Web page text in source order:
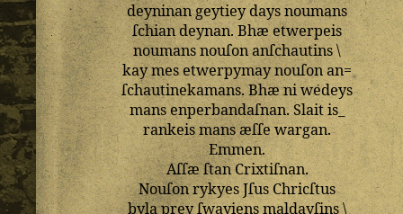
deyninangeytieydaysnoumans
ſchian deynan.Bhæetwerpeis
noumansnouſonanſchautins\
kaymes etwerpymaynouſonan=
ſchautinekamans.Bhæniwedeys
mans enperbandaſnan.Slait is_
rankeismansæſſe wargan.
Emmen.
AſſæſtanCrixtiſnan.
Nouſonrykyes Jſus Chricſtus
bylapreyſwayiensmaldayſins\